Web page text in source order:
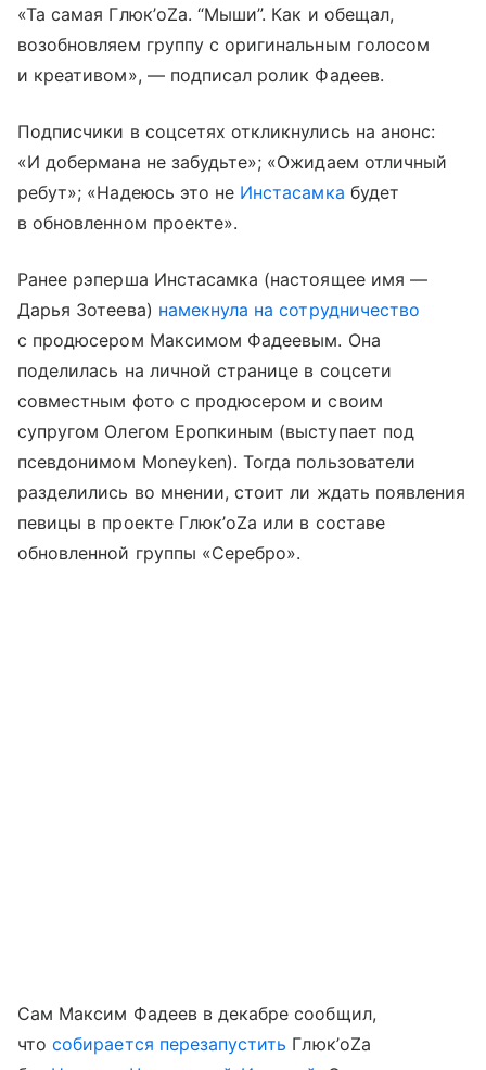
«Та самая Глюк’oZa. “Мыши”. Как и обещал,
возобновляем группу с оригинальным голосом
и креативом», — подписал ролик Фадеев.
Подписчики в соцсетях откликнулись на анонс:
«И добермана не забудьте»; «Ожидаем отличный
ребут»; «Надеюсь это не Инстасамка будет
в обновленном проекте».
Ранее рэперша Инстасамка (настоящее имя —
Дарья Зотеева) намекнула на сотрудничество
с продюсером Максимом Фадеевым. Она
поделилась на личной странице в соцсети
совместным фото с продюсером и своим
супругом Олегом Еропкиным (выступает под
псевдонимом Moneyken). Тогда пользователи
разделились во мнении, стоит ли ждать появления
певицы в проекте Глюк’oZa или в составе
обновленной группы «Серебро».
Сам Максим Фадеев в декабре сообщил,
чтособирается перезапустить Глюк’oZa